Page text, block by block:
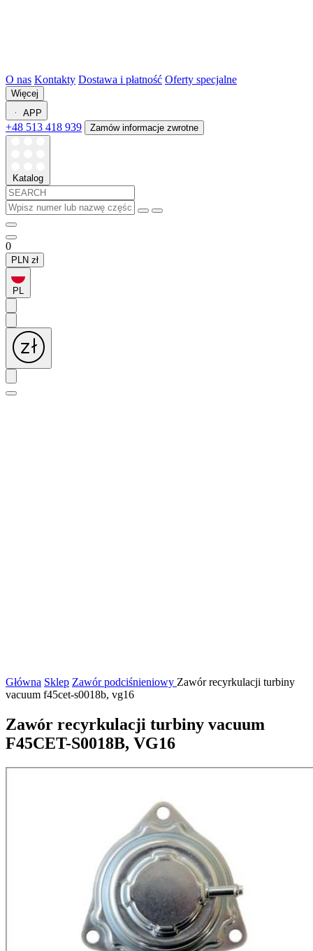
O nas Kontakty Dostawa i płatność Oferty specjalne
Więcej
APP
+48 513 418 939 Zamów informacje zwrotne
Katalog
0
PLN zł
PL
Główna Sklep Zawór podciśnieniowy Zawór recyrkulacji turbiny
vacuum f45cet-s0018b, vg16
Zawór recyrkulacji turbiny vacuum
F45CET-S0018B, VG16